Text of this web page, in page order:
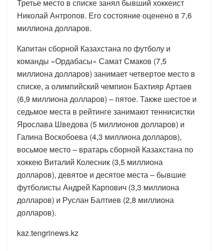
Третье место в списке занял бывший хоккеист
Николай Антропов. Его состояние оценено в 7,6
миллиона долларов.
Капитан сборной Казахстана по футболу и
команды «Ордабасы» Самат Смаков (7,5
миллиона долларов) занимает четвертое место в
списке, а олимпийский чемпион Бахтияр Артаев
(6,9 миллиона долларов) – пятое. Также шестое и
седьмое места в рейтинге занимают теннисистки
Ярослава Шведова (5 миллионов долларов) и
Галина Воскобоева (4,3 миллиона долларов),
восьмое место – вратарь сборной Казахстана по
хоккею Виталий Колесник (3,5 миллиона
долларов), девятое и десятое места – бывшие
футболисты Андрей Карпович (3,3 миллиона
долларов) и Руслан Балтиев (2,8 миллиона
долларов).
kaz.tengrinews.kz